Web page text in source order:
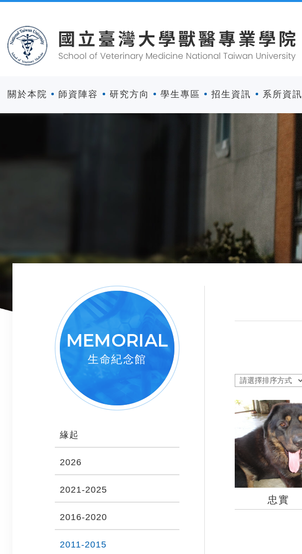
關於本院 師資陣容 研究方向 學生專區 招生資訊 系所資訊
MEMORIAL
生命紀念館
緣起
2026
2021-2025
2016-2020
2011-2015
忠實